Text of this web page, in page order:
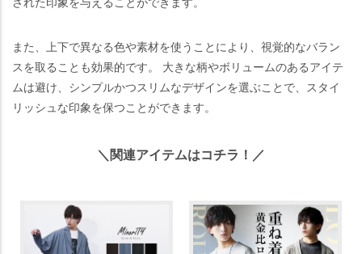
された印象を与えることができます。
また、上下で異なる色や素材を使うことにより、視覚的なバラン
スを取ることも効果的です。 大きな柄やボリュームのあるアイテ
ムは避け、シンプルかつスリムなデザインを選ぶことで、スタイ
リッシュな印象を保つことができます。
＼関連アイテムはコチラ！／